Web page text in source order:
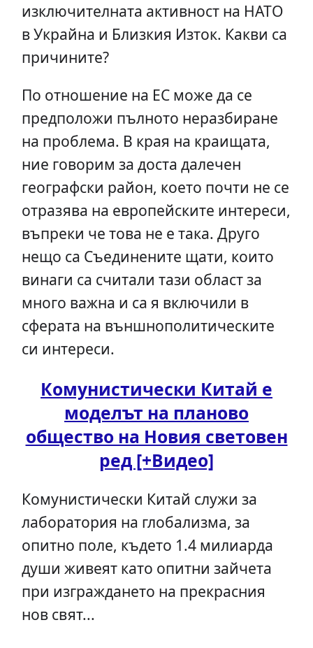
изключителната активност на НАТО
в Украйна и Близкия Изток. Какви са
причините?
По отношение на ЕС може да се
предположи пълното неразбиране
на проблема. В края на краищата,
ние говорим за доста далечен
географски район, което почти не се
отразява на европейските интереси,
въпреки че това не е така. Друго
нещо са Съединените щати, които
винаги са считали тази област за
много важна и са я включили в
сферата на външнополитическите
си интереси.
Комунистически Китай е
моделът на планово
общество на Новия световен
ред [+Видео]
Комунистически Китай служи за
лаборатория на глобализма, за
опитно поле, където 1.4 милиарда
души живеят като опитни зайчета
при изграждането на прекрасния
нов свят...